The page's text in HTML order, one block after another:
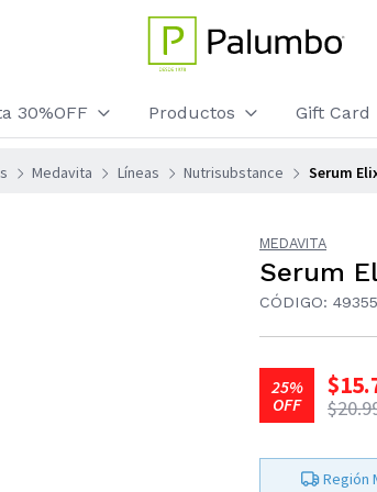
30%OFF Productos Gift Card
Medavita Líneas Nutrisubstance Serum
MEDAVITA
Serum
CÓDIGO: 49355
25%
OFF
Región